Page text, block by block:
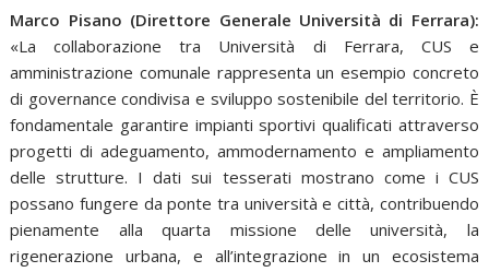
Marco Pisano (Direttore Generale Università di Ferrara):
«La collaborazione tra Università di Ferrara, CUS e
amministrazione comunale rappresenta un esempio concreto
di governance condivisa e sviluppo sostenibile del territorio. È
fondamentale garantire impianti sportivi qualificati attraverso
progetti di adeguamento, ammodernamento e ampliamento
delle strutture. I dati sui tesserati mostrano come i CUS
possano fungere da ponte tra università e città, contribuendo
pienamente alla quarta missione delle università, la
rigenerazione urbana, e all’integrazione in un ecosistema